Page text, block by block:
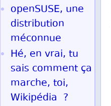
openSUSE, une
distribution
méconnue
Hé, en vrai, tu
sais comment ça
marche, toi,
Wikipédia ?